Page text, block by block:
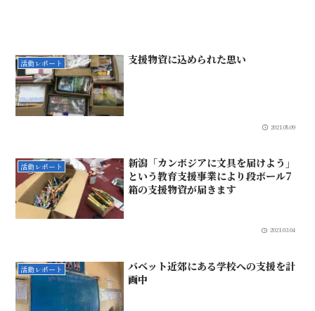
活動レポート 支援物資に込められた思い
2021.05.09
活動レポート
新潟「カンボジアに文具を届けよう」
という教育支援事業により段ボール7
箱の支援物資が届きます
2021.03.04
活動レポート
バベット近郊にある学校への支援を計
画中